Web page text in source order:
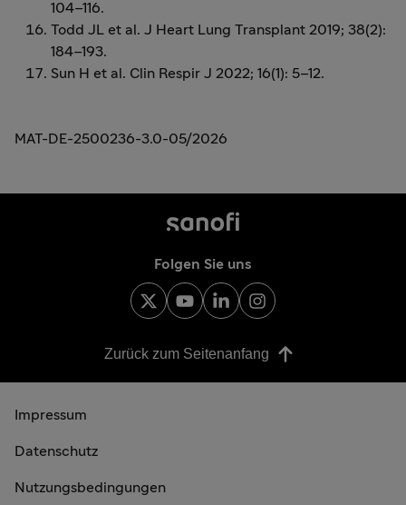
104–116.
Todd JL et al. J Heart Lung Transplant 2019; 38(2):
184–193.
Sun H et al. Clin Respir J 2022; 16(1): 5–12.
MAT-DE-2500236-3.0-05/2026
Folgen Sie uns
Zurück zum Seitenanfang
Impressum
Datenschutz
Nutzungsbedingungen